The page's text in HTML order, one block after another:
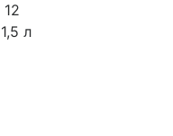
12
1,5 л